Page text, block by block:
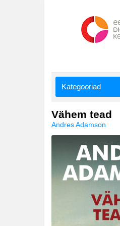
Kategooriad
Aimeraamatud
Ajalugu
Ajalugu/sõjandus
Antoloogiad/
Vähem tead
Andres Adamson